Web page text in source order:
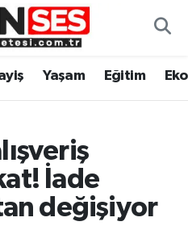
Yaşam Eğitim
İade
değişiyor
Haritası
ve Fikstür